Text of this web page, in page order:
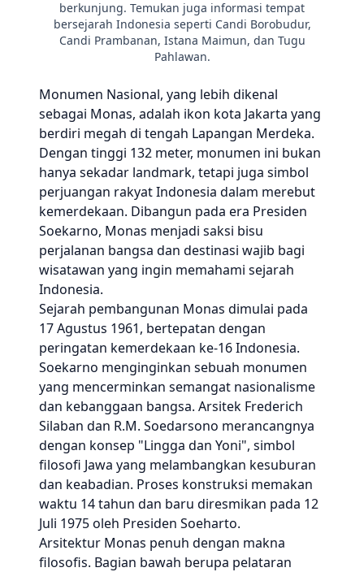
berkunjung. Temukan juga informasi tempat
bersejarah Indonesia seperti Candi Borobudur,
Candi Prambanan, Istana Maimun, dan Tugu
Pahlawan.
Monumen Nasional, yang lebih dikenal
sebagai Monas, adalah ikon kota Jakarta yang
berdiri megah di tengah Lapangan Merdeka.
Dengan tinggi 132 meter, monumen ini bukan
hanya sekadar landmark, tetapi juga simbol
perjuangan rakyat Indonesia dalam merebut
kemerdekaan. Dibangun pada era Presiden
Soekarno, Monas menjadi saksi bisu
perjalanan bangsa dan destinasi wajib bagi
wisatawan yang ingin memahami sejarah
Indonesia.
Sejarah pembangunan Monas dimulai pada
17 Agustus 1961, bertepatan dengan
peringatan kemerdekaan ke-16 Indonesia.
Soekarno menginginkan sebuah monumen
yang mencerminkan semangat nasionalisme
dan kebanggaan bangsa. Arsitek Frederich
Silaban dan R.M. Soedarsono merancangnya
dengan konsep "Lingga dan Yoni", simbol
filosofi Jawa yang melambangkan kesuburan
dan keabadian. Proses konstruksi memakan
waktu 14 tahun dan baru diresmikan pada 12
Juli 1975 oleh Presiden Soeharto.
Arsitektur Monas penuh dengan makna
filosofis. Bagian bawah berupa pelataran